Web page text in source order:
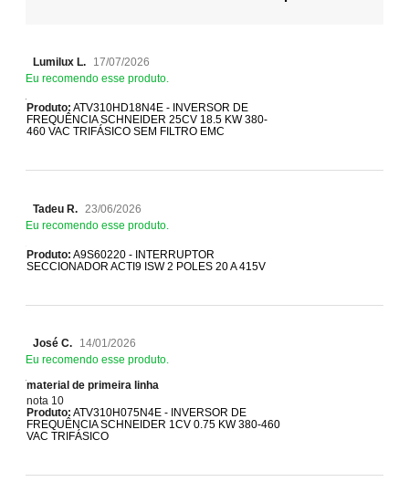
Lumilux L.
17/07/2026
Eu recomendo esse produto.
Produto: ATV310HD18N4E - INVERSOR DE
FREQUÊNCIA SCHNEIDER 25CV 18.5 KW 380-
460 VAC TRIFÁSICO SEM FILTRO EMC
Tadeu R.
23/06/2026
Eu recomendo esse produto.
Produto: A9S60220 - INTERRUPTOR
SECCIONADOR ACTI9 ISW 2 POLES 20 A 415V
José C.
14/01/2026
Eu recomendo esse produto.
material de primeira linha
nota 10
Produto: ATV310H075N4E - INVERSOR DE
FREQUÊNCIA SCHNEIDER 1CV 0.75 KW 380-460
VAC TRIFÁSICO